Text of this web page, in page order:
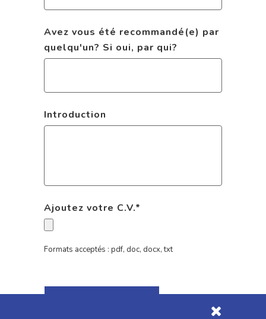
Avez vous été recommandé(e) par
quelqu'un? Si oui, par qui?
Introduction
Ajoutez votre C.V.*
Formats acceptés : pdf, doc, docx, txt